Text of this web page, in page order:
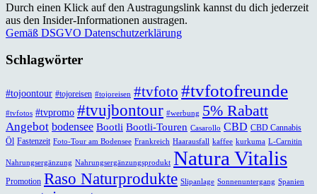
Durch einen Klick auf den Austragungslink kannst du dich jederzeit
aus den Insider-Informationen austragen.
Gemäß DSGVO Datenschutzerklärung
Schlagwörter
#tojoontour #tojoreisen #tojoreisen #tvfoto #tvfotofreunde
#tvfotos #tvpromo #tvujbontour #werbung 5% Rabatt
Angebot bodensee Bootli Bootli-Touren Casarollo CBD CBD Cannabis
Öl Fastenzeit Foto-Tour am Bodensee Frankreich Haarausfall kaffee kurkuma L-Carnitin
Nahrungsergänzung Nahrungsergänzungsprodukt Natura Vitalis
Promotion Raso Naturprodukte Slipanlage Sonnenuntergang Spanien